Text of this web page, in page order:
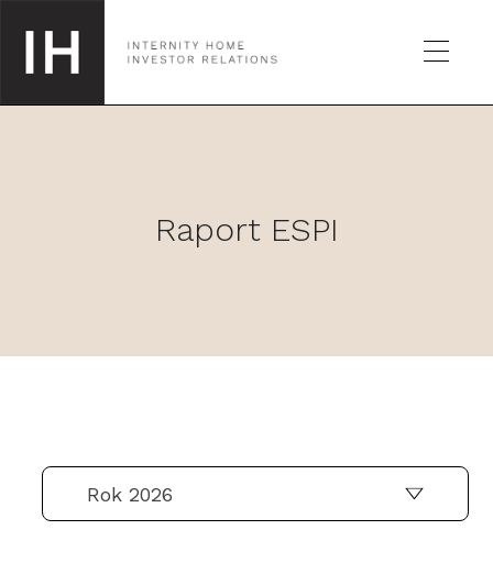
RAPORTY
SKONTAKTUJ SIĘ Z NAMI
Raport ESPI
Rok 2026